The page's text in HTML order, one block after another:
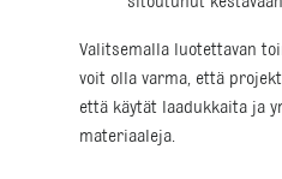
Valitsemalla luotettavan
voit olla varma, että
että käytät laadukkaita ja
materiaaleja.